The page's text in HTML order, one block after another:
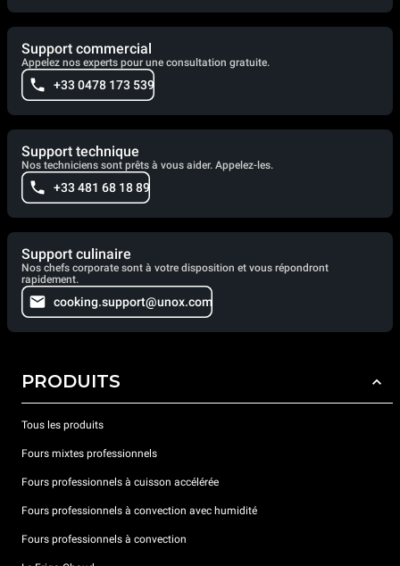
Support commercial
Appelez nos experts pour une consultation gratuite.
+33 0478 173 539
Support technique
Nos techniciens sont prêts à vous aider. Appelez-les.
+33 481 68 18 89
Support culinaire
Nos chefs corporate sont à votre disposition et vous répondront
rapidement.
cooking.support@unox.com
PRODUITS
Tous les produits
Fours mixtes professionnels
Fours professionnels à cuisson accélérée
Fours professionnels à convection avec humidité
Fours professionnels à convection